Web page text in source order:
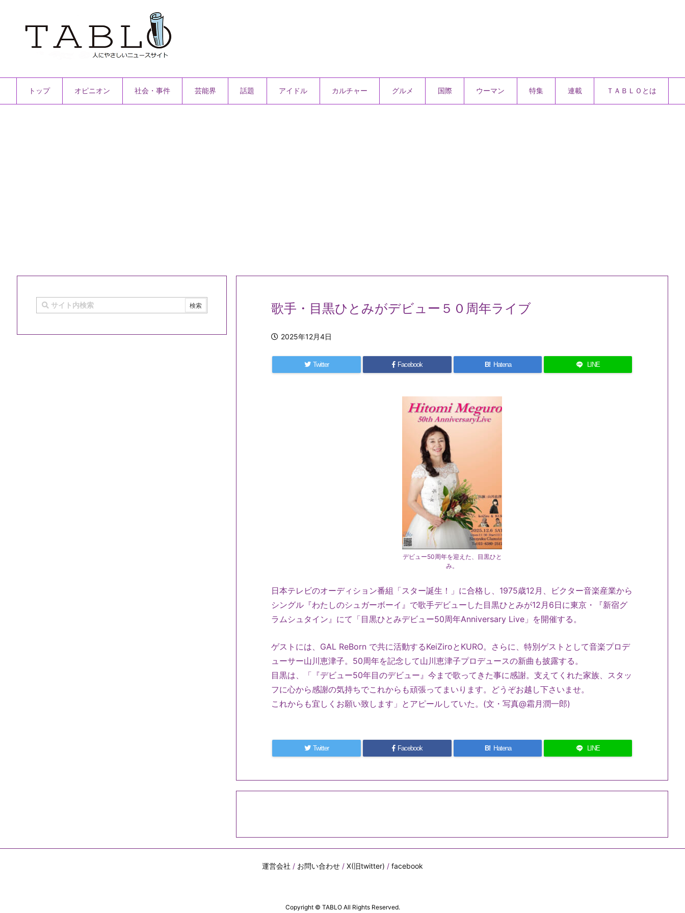
トップ オピニオン 社会・事件 芸能界 話題 アイドル カルチャー グルメ 国際 ウーマン 特集 連載 ＴＡＢＬＯとは
歌手・目黒ひとみがデビュー５０周年ライブ
2025年12月4日
Twitter Facebook B! Hatena LINE
デビュー50周年を迎えた、目黒ひと
み。
日本テレビのオーディション番組「スター誕生！」に合格し、 1975歳12月、ビクター音楽産業から
シングル『わたしのシュガーボーイ』で歌手デビューした目黒ひとみが12月6日に東京・『新宿グ
ラムシュタイン』にて「目黒ひとみデビュー50周年Anniversary Live」を開催する。
ゲストには、GAL ReBorn で共に活動するKeiZiroとKURO。さらに、特別ゲストとして音楽プロデ
ューサー山川恵津子。50周年を記念して山川恵津子プロデュースの新曲も披露する。
目黒は、「『デビュー50年目のデビュー』今まで歌ってきた事に感謝。支えてくれた家族、 スタッ
フに心から感謝の気持ちでこれからも頑張ってまいります。どうぞお越し下さいませ。
これからも宜しくお願い致します」とアピールしていた。(文・写真@霜月潤一郎)
Twitter Facebook B! Hatena LINE
運営会社 / お問い合わせ/ X(旧twitter) / facebook
Copyright © TABLOAll Rights Reserved.